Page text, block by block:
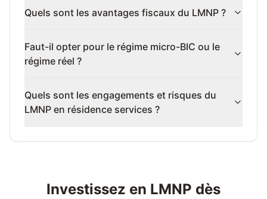
Quels sont les avantages fiscaux du LMNP ?
Faut-il opter pour le régime micro-BIC ou le
régime réel ?
Quels sont les engagements et risques du
LMNP en résidence services ?
Investissez en LMNP dès